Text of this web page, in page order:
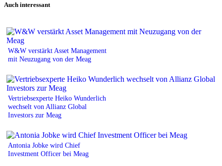
Auch interessant
W&W verstärkt Asset Management
mit Neuzugang von der Meag
Vertriebsexperte Heiko Wunderlich
wechselt von Allianz Global
Investors zur Meag
Antonia Jobke wird Chief
Investment Officer bei Meag